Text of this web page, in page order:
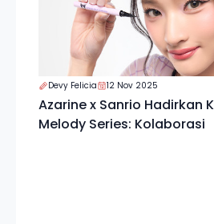
Devy Felicia 12 Nov 2025
Azarine x Sanrio Hadirkan
Melody Series: Kolaborasi